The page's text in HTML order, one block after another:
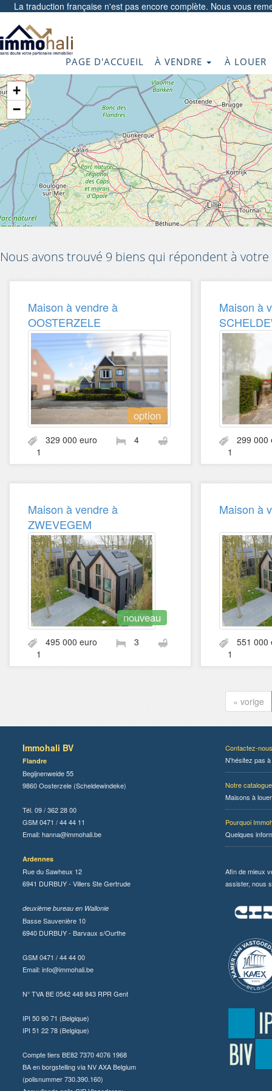
La traduction française n'est pas encore complète. Nous vous
PAGE D'ACCUEIL À VENDRE À LOUER
+
−
Nous avons trouvé 9 biens qui répondent à
Maison à vendre à
OOSTERZELE
option
329 000 euro
4
1
Maison à
299
1
Maison à vendre à
ZWEVEGEM
nouveau
495 000 euro
3
1
Maison à
551
1
« vorige
Immohali BV
Flandre
Begijnenweide 55
9860 Oosterzele (Scheldewindeke)
Tél. 09 / 362 28 00
GSM 0471 / 44 44 11
Email: hanna@immohali.be
Ardennes
Rue du Sawheux 12
6941 DURBUY - Villers Ste Gertrude
deuxième bureau en Wallonie
Basse Sauvenière 10
6940 DURBUY - Barvaux s/Ourthe
GSM 0471 / 44 44 00
Email: info@immohali.be
N° TVA BE 0542 448 843 RPR Gent
IPI 50 90 71 (Belgique)
IPI 51 22 78 (Belgique)
Compte tiers BE82 7370 4076 1968
BA en borgstelling via NV AXA Belgium
(polisnummer 730.390.160)
Contactez-nous
N'hésitez pas
Notre catalogue
Maisons à
Pourquoi
Quelques
Afin de mieux
assister, nous